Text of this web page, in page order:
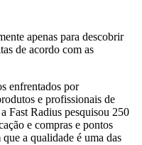
apenas para descobrir
de acordo com as
enfrentados por
e profissionais de
Fast Radius pesquisou 250
e compras e pontos
a qualidade é uma das